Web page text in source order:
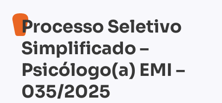
Processo Seletivo
Simplificado –
Psicólogo(a) EMI –
035/2025